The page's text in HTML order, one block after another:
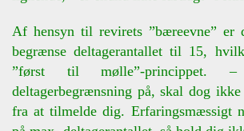
Af hensyn til revirets ”bæreevne” er
begrænse deltagerantallet til 15,
”først til mølle”-
deltagerbegrænsning på, skal dog
fra at tilmelde dig. Erfaringsmæssigt